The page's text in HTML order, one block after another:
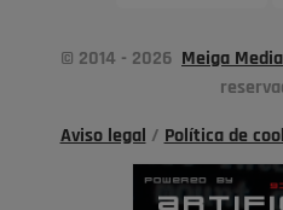
© 2014 - 2026 Meiga
Aviso legal / Política de